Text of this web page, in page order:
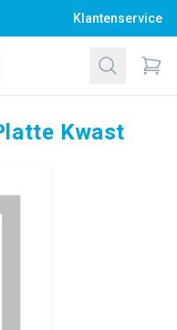
Klantenservice
B.V.
Zoeken
Kwast